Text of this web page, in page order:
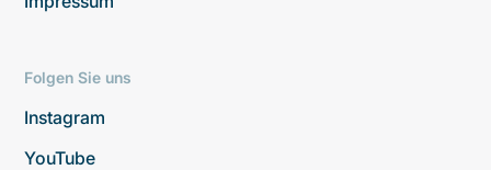
Folgen Sie uns
Instagram
YouTube